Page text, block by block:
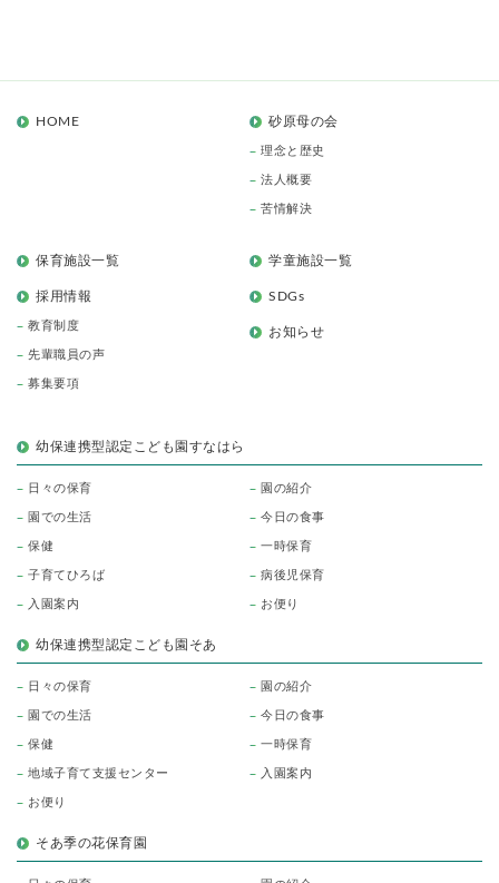
HOME 砂原母の会
理念と歴史
法人概要
苦情解決
保育施設一覧 学童施設一覧
採用情報
教育制度
先輩職員の声
募集要項
SDGs
お知らせ
幼保連携型認定こども園すなはら
日々の保育 園の紹介
園での生活 今日の食事
保健 一時保育
子育てひろば 病後児保育
入園案内 お便り
幼保連携型認定こども園そあ
日々の保育 園の紹介
園での生活 今日の食事
保健 一時保育
地域子育て支援センター 入園案内
お便り
そあ季の花保育園